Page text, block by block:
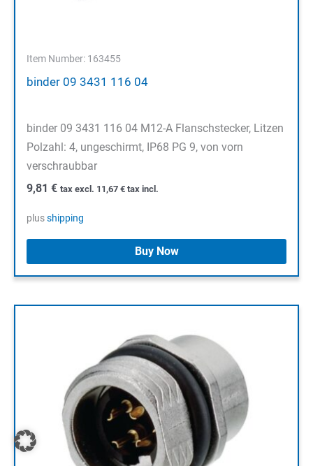
Item Number: 163455
binder 09 3431 116 04
binder 09 3431 116 04 M12-A Flanschstecker, Litzen
Polzahl: 4, ungeschirmt, IP68 PG 9, von vorn
verschraubbar
9,81 € tax excl. 11,67 € tax incl.
plusshipping
Buy Now